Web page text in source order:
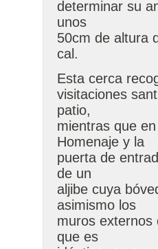
determinar su
unos
50cm de altura
cal.
Esta cerca
visitaciones
patio,
mientras que
Homenaje y la
puerta de
de un
aljibe cuya
asimismo los
muros externos
que es